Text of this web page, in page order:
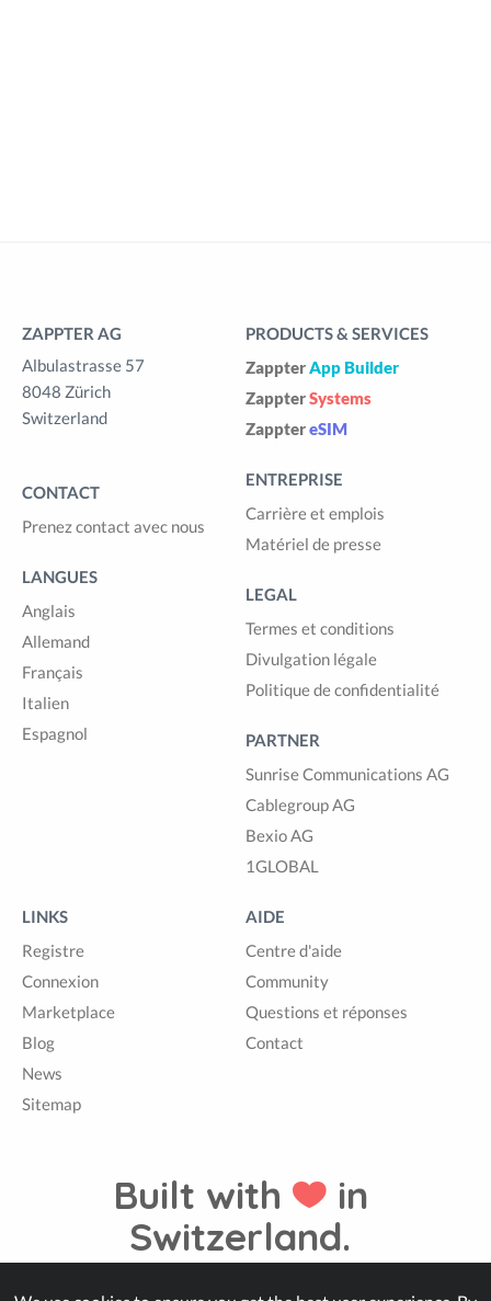
ZAPPTER AG
Albulastrasse 57
8048 Zürich
Switzerland
CONTACT
Prenez contact avec nous
LANGUES
Anglais
Allemand
Français
Italien
Espagnol
PRODUCTS & SERVICES
ZappterApp Builder
ZappterSystems
ZapptereSIM
ENTREPRISE
Carrière et emplois
Matériel de presse
LEGAL
Termes et conditions
Divulgation légale
Politique de confidentialité
PARTNER
Sunrise Communications AG
Cablegroup AG
Bexio AG
1GLOBAL
LINKS
Registre
Connexion
Marketplace
Blog
News
Sitemap
AIDE
Centre d'aide
Community
Questions et réponses
Contact
Built with
in
Switzerland.